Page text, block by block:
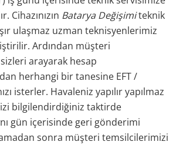
Cihazınızın Batarya Değişimiteknik
ulaşmaz uzman teknisyenlerimiz
Ardından müşteri
arayarak hesap
herhangi bir tanesine EFT /
isterler. Havaleniz yapılır yapılmaz
bilgilendirdiğiniz taktirde
gün içerisinde geri gönderimi
sonra müşteri temsilcilerimizi